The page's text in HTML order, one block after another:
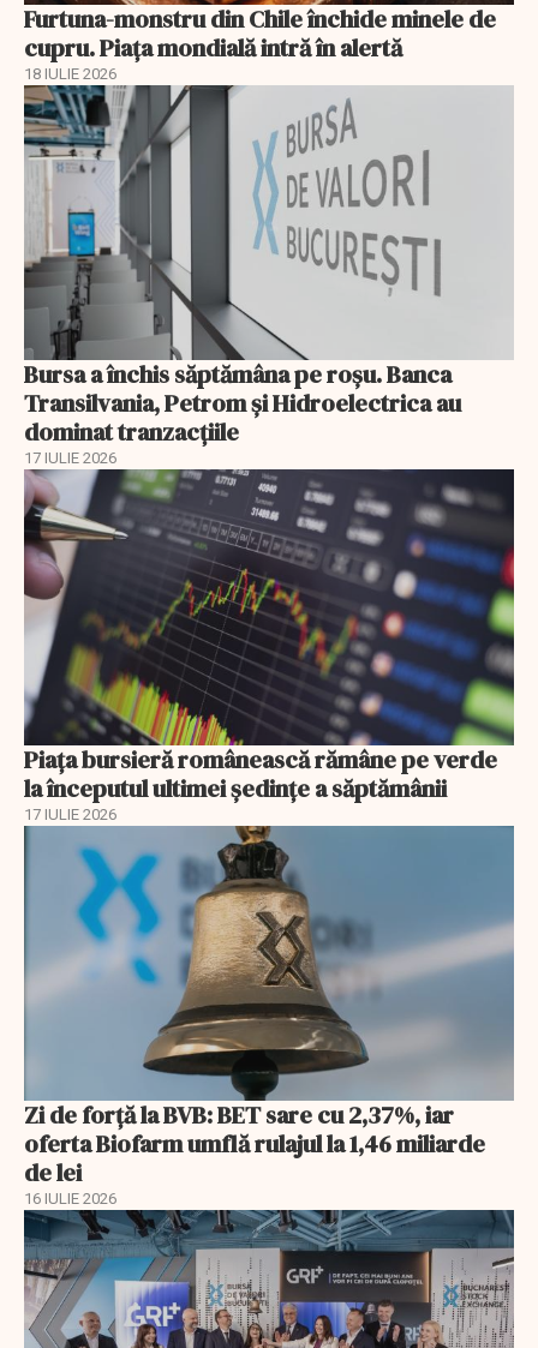
Furtuna-monstru din Chile închide minele de
cupru. Piața mondială intră în alertă
18 IULIE 2026
Bursa a închis săptămâna pe roșu. Banca
Transilvania, Petrom și Hidroelectrica au
dominat tranzacțiile
17 IULIE 2026
Piața bursieră românească rămâne pe verde
la începutul ultimei ședințe a săptămânii
17 IULIE 2026
Zi de forță la BVB: BET sare cu 2,37%, iar
oferta Biofarm umflă rulajul la 1,46 miliarde
de lei
16 IULIE 2026